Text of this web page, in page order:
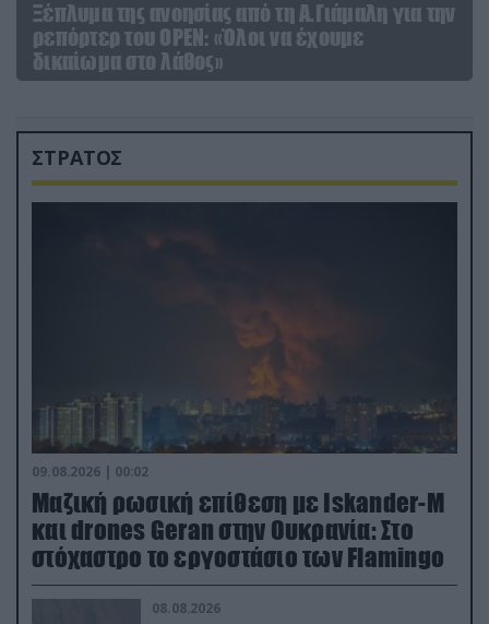
Ξέπλυμα της ανοησίας από τη Α.Γιάμαλη για την
ρεπόρτερ του ΟΡΕΝ: «Όλοι να έχουμε
δικαίωμα στο λάθος»
ΣΤΡΑΤΟΣ
09.08.2026 | 00:02
Μαζική ρωσική επίθεση με Iskander-M
και drones Geran στην Ουκρανία: Στο
στόχαστρο το εργοστάσιο των Flamingo
08.08.2026